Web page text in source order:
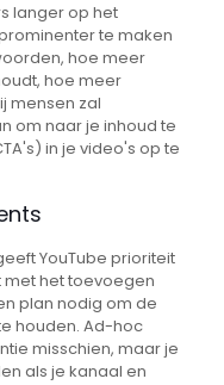
langer op het
te maken
hoe meer
hoe meer
mensen zal
om naar je inhoud te
in je video's op te
YouTube prioriteit
met het toevoegen
plan nodig om de
houden. Ad-hoc
misschien, maar je
als je kanaal en